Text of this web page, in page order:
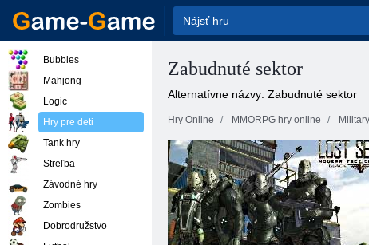
Zabudnuté sektor
Alternatívne názvy: Zabudnuté sektor
Hry Online MMORPG hry online Military
Bubbles
Mahjong
Logic
Hry pre deti
Tank hry
Streľba
Závodné hry
Zombies
Dobrodružstvo